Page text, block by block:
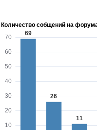
Количество собщений на